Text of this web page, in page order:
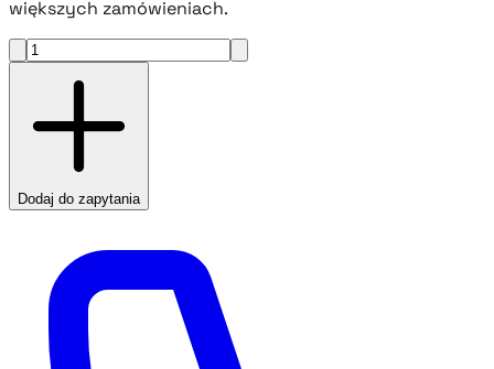
większych zamówieniach.
Dodaj do zapytania